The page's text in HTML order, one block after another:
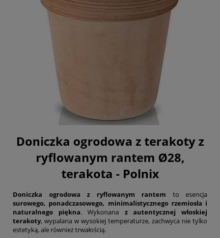
Doniczka ogrodowa z terakoty z
ryflowanym rantem Ø28,
terakota - Polnix
Doniczka ogrodowa z ryflowanym rantem to esencja
surowego, ponadczasowego, minimalistycznego rzemiosła i
naturalnego piękna. Wykonana z autentycznej włoskiej
terakoty, wypalana w wysokiej temperaturze, zachwyca nie tylko
estetyką, ale również trwałością.